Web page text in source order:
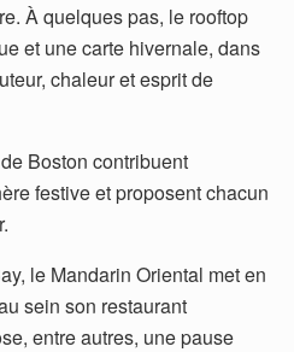
À quelques pas, le rooftop
et une carte hivernale, dans
chaleur et esprit de
Boston contribuent
festive et proposent chacun
le Mandarin Oriental met en
sein son restaurant
entre autres, une pause